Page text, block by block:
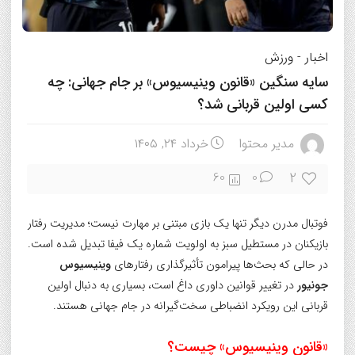
اخبار - ورزش
سایه سنگین «قانون وینیسیوس» بر جام جهانی: چه
کسی اولین قربانی شد؟
مدیر محتوا خرداد ۲۴, ۱۴۰۵
2
0
60
فوتبال مدرن دیگر تنها یک بازی مبتنی بر مهارت نیست؛ مدیریت رفتار
بازیکنان در مستطیل سبز به اولویت شماره یک فیفا تبدیل شده است.
در حالی که بحث‌ها پیرامون تأثیرگذاری رفتارهای وینیسیوس
جونیوردر تغییر قوانین داوری داغ است، بسیاری به دنبال اولین
قربانی این رویکرد انضباطی سخت‌گیرانه در جام جهانی هستند.
«قانون وینیسیوس» چیست؟